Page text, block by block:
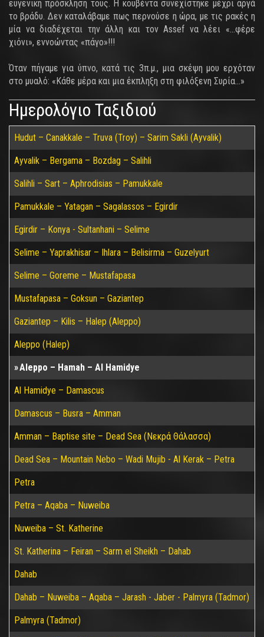
ευγενική πρόσκλησή τους. Η κουβέντα συνεχίστηκε μέχρι αργά
το βράδυ. Δεν καταλάβαμε πως περνούσε η ώρα, με τις ρακές η
μία να διαδέχεται την άλλη και τον Assef να λέει «...φέρε
χιόνι», εννοώντας «πάγο»!!!
Όταν πήγαμε για ύπνο, κατά τις 3π.μ., μια σκέψη μου ερχόταν
στο μυαλό: «Κάθε μέρα και μια έκπληξη στη φιλόξενη Συρία...»
Ημερολόγιο Ταξιδιού
Hudut – Canakkale – Truva (Troy) – Sarim Sakli (Ayvalik)
Ayvalik – Bergama – Bozdag – Salihli
Salihli – Sart – Aphrodisias – Pamukkale
Pamukkale – Yatagan – Sagalassos – Egirdir
Egirdir – Konya - Sultanhani – Selime
Selime – Yaprakhisar – Ihlara – Belisirma – Guzelyurt
Selime – Goreme – Mustafapasa
Mustafapasa – Goksun – Gaziantep
Gaziantep – Kilis – Halep (Aleppo)
Aleppo (Halep)
Aleppo – Hamah – Al Hamidye
Al Hamidye – Damascus
Damascus – Busra – Amman
Amman – Baptise site – Dead Sea (Νεκρά Θάλασσα)
Dead Sea – Mountain Nebo – Wadi Mujib - Al Kerak – Petra
Petra
Petra – Aqaba – Nuweiba
Nuweiba – St. Katherine
St. Katherina – Feiran – Sarm el Sheikh – Dahab
Dahab
Dahab – Nuweiba – Aqaba – Jarash - Jaber - Palmyra (Tadmor)
Palmyra (Tadmor)